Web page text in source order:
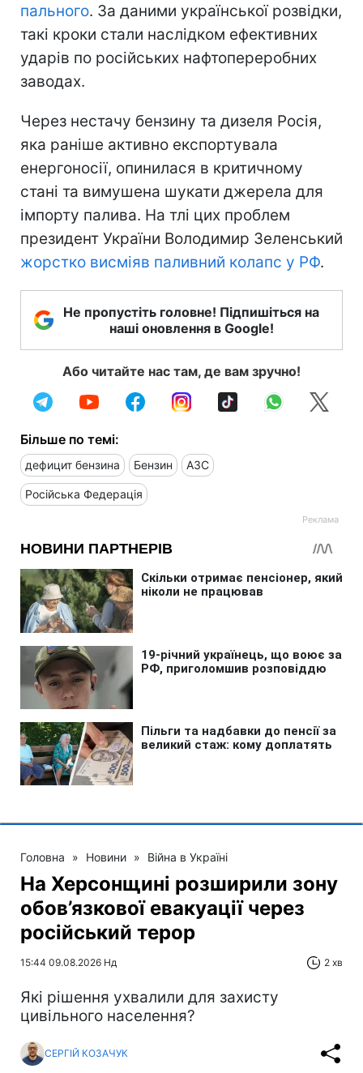
пального. За даними української розвідки,
такі кроки стали наслідком ефективних
ударів по російських нафтопереробних
заводах.
Через нестачу бензину та дизеля Росія,
яка раніше активно експортувала
енергоносії, опинилася в критичному
стані та вимушена шукати джерела для
імпорту палива. На тлі цих проблем
президент України Володимир Зеленський
жорстко висміяв паливний колапс у РФ.
Не пропустіть головне! Підпишіться на
наші оновлення в Google!
Або читайте нас там, де вам зручно!
Більше по темі:
дефицит бензина Бензин АЗС
Російська Федерація
Головна » Новини » Війна в Україні
На Херсонщині розширили зону
обов’язкової евакуації через
російський терор
15:44 09.08.2026 Нд 2 хв
Які рішення ухвалили для захисту
цивільного населення?
СЕРГІЙ КОЗАЧУК